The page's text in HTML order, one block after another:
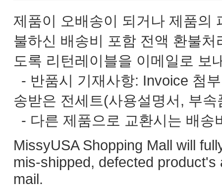
제품이 오배송이 되거나 제품의
불하신 배송비 포함 전액 환불
도록 리턴레이블을 이메일로 보
- 반품시 기재사항: Invoice 첨
송받은 전세트(사용설명서, 부
- 다른 제품으로 교환시는 배송
MissyUSA Shopping Mall will
mis-shipped, defected
mail.